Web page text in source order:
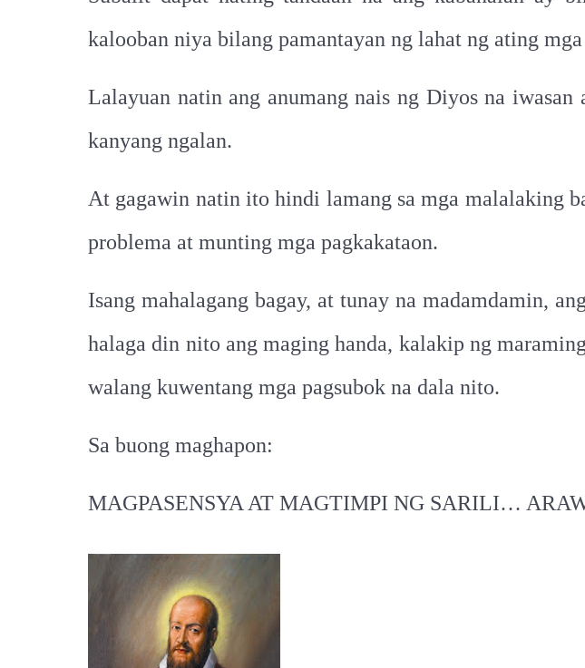
kalooban niya bilang pamantayan ng lahat ng ating
Lalayuan natin ang anumang nais ng Diyos na
kanyang ngalan.
At gagawin natin ito hindi lamang sa mga malalaking
problema at munting mga pagkakataon.
Isang mahalagang bagay, at tunay na madamdamin,
halaga din nito ang maging handa, kalakip ng
walang kuwentang mga pagsubok na dala nito.
Sa buong maghapon:
MAGPASENSYA AT MAGTIMPI NG SARILI…